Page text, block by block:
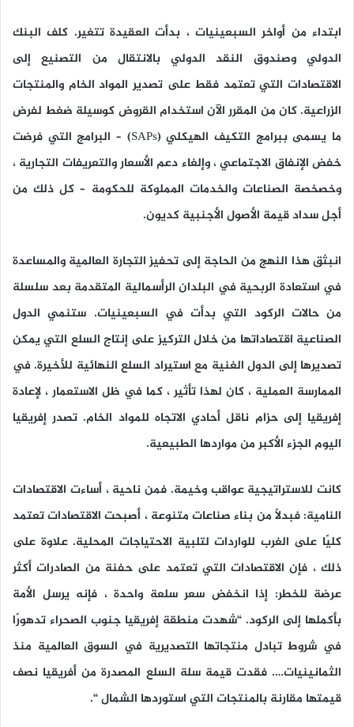
ابتداء من أواخر السبعينيات ، بدأت العقيدة تتغير. كلف البنك
الدولي وصندوق النقد الدولي بالانتقال من التصنيع إلى
الاقتصادات التي تعتمد فقط على تصدير المواد الخام والمنتجات
الزراعية. كان من المقرر الآن استخدام القروض كوسيلة ضغط لفرض
ما يسمى ببرامج التكيف الهيكلي (SAPs) – البرامج التي فرضت
خفض الإنفاق الاجتماعي ، وإلغاء دعم الأسعار والتعريفات التجارية ،
وخصخصة الصناعات والخدمات المملوكة للحكومة – كل ذلك من
أجل سداد قيمة الأصول الأجنبية كديون.
انبثق هذا النهج من الحاجة إلى تحفيز التجارة العالمية والمساعدة
في استعادة الربحية في البلدان الرأسمالية المتقدمة بعد سلسلة
من حالات الركود التي بدأت في السبعينيات. ستنمي الدول
الصناعية اقتصاداتها من خلال التركيز على إنتاج السلع التي يمكن
تصديرها إلى الدول الغنية مع استيراد السلع النهائية للأخيرة. في
الممارسة العملية ، كان لهذا تأثير ، كما في ظل الاستعمار ، لإعادة
إفريقيا إلى حزام ناقل أحادي الاتجاه للمواد الخام. تصدر إفريقيا
اليوم الجزء الأكبر من مواردها الطبيعية.
كانت للاستراتيجية عواقب وخيمة. فمن ناحية ، أساءت الاقتصادات
النامية: فبدلاً من بناء صناعات متنوعة ، أصبحت الاقتصادات تعتمد
كليًا على الغرب للواردات لتلبية الاحتياجات المحلية. علاوة على
ذلك ، فإن الاقتصادات التي تعتمد على حفنة من الصادرات أكثر
عرضة للخطر: إذا انخفض سعر سلعة واحدة ، فإنه يرسل الأمة
بأكملها إلى الركود. “شهدت منطقة إفريقيا جنوب الصحراء تدهورًا
في شروط تبادل منتجاتها التصديرية في السوق العالمية منذ
الثمانينيات…. فقدت قيمة سلة السلع المصدرة من أفريقيا نصف
قيمتها مقارنة بالمنتجات التي استوردها الشمال “.